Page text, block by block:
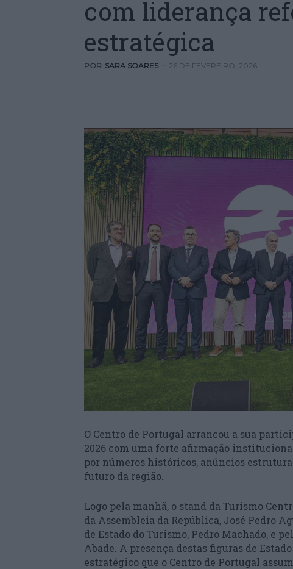
com liderança
estratégica
POR SARA SOARES - 26 DE FEVEREIRO, 2026
O Centro de Portugal arrancou a sua
2026 com uma forte afirmação
por números históricos, anúncios
futuro da região.
Logo pela manhã, o stand da Turismo
da Assembleia da República, José Pedro
de Estado do Turismo, Pedro Machado, e
Abade. A presença destas figuras de
estratégico que o Centro de Portugal